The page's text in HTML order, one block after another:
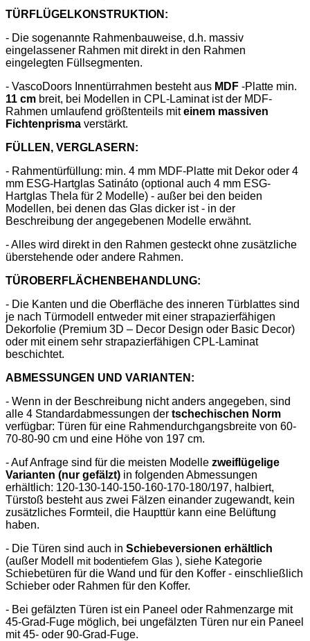
TÜRFLÜGELKONSTRUKTION:
- Die sogenannte Rahmenbauweise, d.h. massiv
eingelassener Rahmen mit direkt in den Rahmen
eingelegten Füllsegmenten.
- VascoDoors Innentürrahmen besteht aus MDF -Platte min.
11 cm breit, bei Modellen in CPL-Laminat ist der MDF-
Rahmen umlaufend größtenteils miteinem massiven
Fichtenprisma verstärkt.
FÜLLEN, VERGLASERN:
- Rahmentürfüllung: min. 4 mm MDF-Platte mit Dekor oder 4
mm ESG-Hartglas Satináto (optional auch 4 mm ESG-
Hartglas Thela für 2 Modelle) - außer bei den beiden
Modellen, bei denen das Glas dicker ist - in der
Beschreibung der angegebenen Modelle erwähnt.
- Alles wird direkt in den Rahmen gesteckt ohne zusätzliche
überstehende oder andere Rahmen.
TÜROBERFLÄCHENBEHANDLUNG:
- Die Kanten und die Oberfläche des inneren Türblattes sind
je nach Türmodell entweder mit einer strapazierfähigen
Dekorfolie (Premium 3D – Decor Design oder Basic Decor)
oder mit einem sehr strapazierfähigen CPL-Laminat
beschichtet.
ABMESSUNGEN UND VARIANTEN:
- Wenn in der Beschreibung nicht anders angegeben, sind
alle 4 Standardabmessungen der tschechischen Norm
verfügbar: Türen für eine Rahmendurchgangsbreite von 60-
70-80-90 cm und eine Höhe von 197 cm.
- Auf Anfrage sind für die meisten Modelle zweiflügelige
Varianten (nur gefälzt) in folgenden Abmessungen
erhältlich: 120-130-140-150-160-170-180/197, halbiert,
Türstoß besteht aus zwei Fälzen einander zugewandt, kein
zusätzliches Formteil, die Haupttür kann eine Belüftung
haben.
- Die Türen sind auch in Schiebeversionen erhältlich
(außer Modell
mit bodentiefem Glas ), siehe Kategorie
Schiebetüren für die Wand und für den Koffer - einschließlich
Schieber oder Rahmen für den Koffer.
- Bei gefälzten Türen ist ein Paneel oder Rahmenzarge mit
45-Grad-Fuge möglich, bei ungefälzten Türen nur ein Paneel
mit 45- oder 90-Grad-Fuge.